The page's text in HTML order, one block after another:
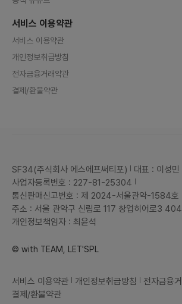
서비스 이용약관
서비스 이용약관
개인정보취급방침
전자금융거래약관
결제/환불약관
SF34(주식회사 에스에프써티포)
대표 : 이성민
사업자등록번호 : 227-81-25304
통신판매신고번호 : 제 2024-서울관악-1584호
주소 : 서울 관악구 신림로 117 창업히어로3
개인정보책임자 : 최윤석
© with TEAM, LET'SPL
서비스 이용약관 개인정보취급방침
전자금융
결제/환불약관